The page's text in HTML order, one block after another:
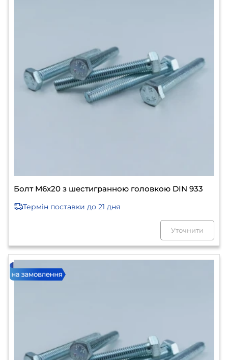
Болт М6х20 з шестигранною головкою DIN 933
Термін поставки до 21 дня
Уточнити